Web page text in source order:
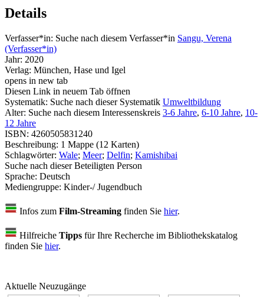
Details
Verfasser*in: Suche nach diesem Verfasser*in Sangu, Verena
(Verfasser*in)
Jahr: 2020
Verlag: München, Hase und Igel
opens in new tab
Diesen Link in neuem Tab öffnen
Systematik: Suche nach dieser Systematik Umweltbildung
Alter: Suche nach diesem Interessenskreis 3-6 Jahre, 6-10 Jahre, 10-
12 Jahre
ISBN: 4260505831240
Beschreibung: 1 Mappe (12 Karten)
Schlagwörter: Wale; Meer; Delfin; Kamishibai
Suche nach dieser Beteiligten Person
Sprache: Deutsch
Mediengruppe: Kinder-/ Jugendbuch
Infos zum Film-Streaming finden Sie hier.
Hilfreiche Tipps für Ihre Recherche im Bibliothekskatalog
finden Sie hier.
Aktuelle Neuzugänge